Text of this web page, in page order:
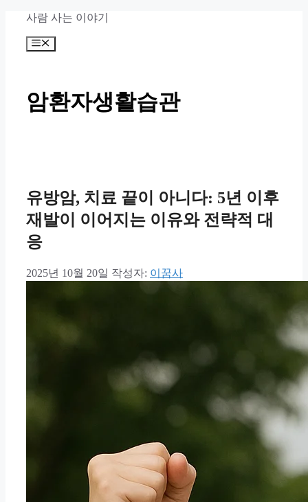
사람 사는 이야기
메
암환자생활습관
유방암, 치료 끝이 아니다: 5년 이후
재발이 이어지는 이유와 전략적 대
응
2025년 10월 20일 작성자: 이꿈사